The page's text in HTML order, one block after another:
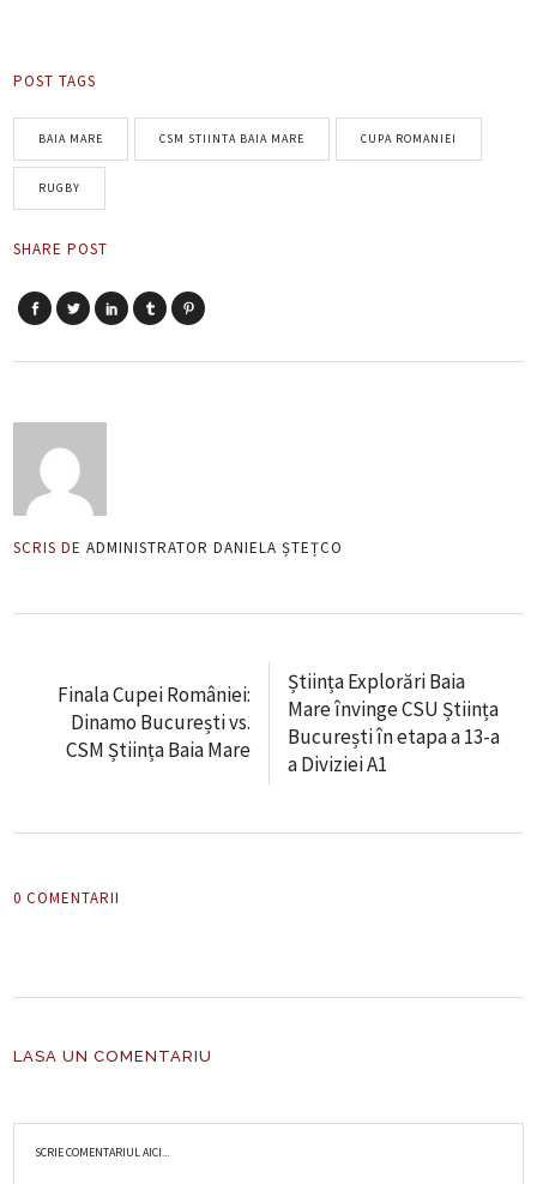
POST TAGS
BAIA MARE CSM STIINTA BAIA MARE CUPA ROMANIEI
RUGBY
SHARE POST
SCRIS DE ADMINISTRATOR DANIELA ȘTEȚCO
Finala Cupei României:
Dinamo București vs.
CSM Știința Baia Mare
Știința Explorări Baia
Mare învinge CSU Știința
București în etapa a 13-a
a Diviziei A1
0 COMENTARII
LASA UN COMENTARIU